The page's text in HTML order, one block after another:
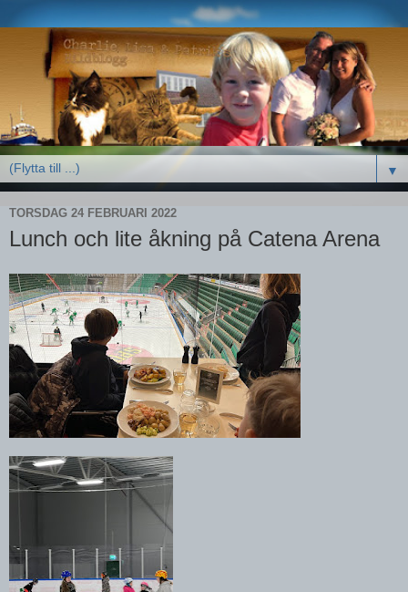
▼
TORSDAG 24 FEBRUARI 2022
Lunch och lite åkning på Catena Arena